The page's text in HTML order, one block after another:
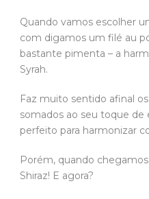
Quando vamos escolher
com digamos um filé au
bastante pimenta – a
Syrah.
Faz muito sentido afinal
somados ao seu toque de
perfeito para harmonizar
Porém, quando
Shiraz! E agora?